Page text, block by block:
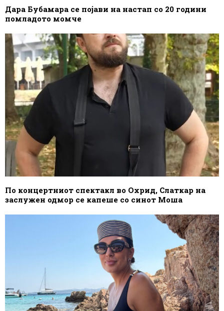
Дара Бубамара се појави на настап со 20 години
помладото момче
По концертниот спектакл во Охрид, Слаткар на
заслужен одмор се капеше со синот Моша